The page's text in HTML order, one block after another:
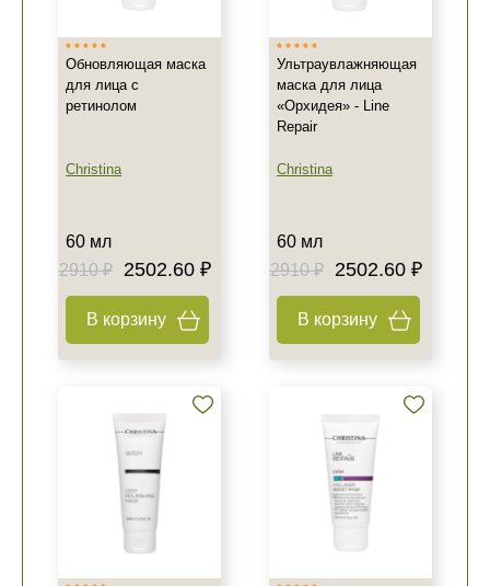
Обновляющая маска
для лица с
ретинолом
Christina
60 мл
2910 ₽
2502.60 ₽
В корзину
Ультраувлажняющая
маска для лица
«Орхидея» - Line
Repair
Christina
60 мл
2910 ₽
2502.60 ₽
В корзину